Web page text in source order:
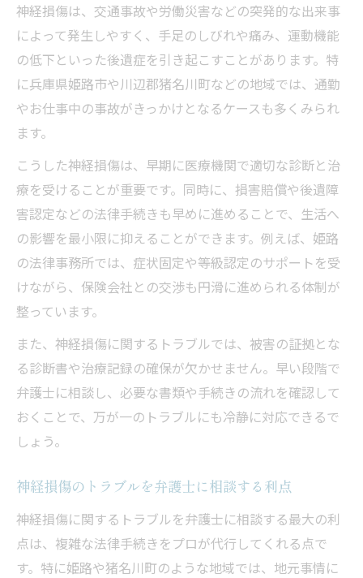
早期解決へ導く弁護士活用の実際
弁護士による神経損傷トラブルの早期対応
法
弁護士活用でスムーズな解決を目指す流れ
介
弁護士選びによる解決スピードの違いとは
弁護士に依頼する際の重要なチェックポイ
ント
神経の悩みに強い弁護士選びのコツ
神経損傷に強い弁護士の特徴と選び方
弁護士の専門性が神経問題解決に与える影
響
神経損傷トラブル時の弁護士選び注意点
信頼できる弁護士の見極め方を徹底解説
弁護士の評判や口コミを活用した選び方
専門知識の豊富な弁護士と安心相談
専門知識を持つ弁護士に相談する安心感
神経損傷で弁護士相談が役立つ理由とは
弁護士への相談で安心できるポイント解説
神経損傷は、交通事故や労働災害などの突発的な出来事
によって発生しやすく、手足のしびれや痛み、運動機能
の低下といった後遺症を引き起こすことがあります。特
に兵庫県姫路市や川辺郡猪名川町などの地域では、通勤
やお仕事中の事故がきっかけとなるケースも多くみられ
ます。
こうした神経損傷は、早期に医療機関で適切な診断と治
療を受けることが重要です。同時に、損害賠償や後遺障
害認定などの法律手続きも早めに進めることで、生活へ
の影響を最小限に抑えることができます。例えば、姫路
の法律事務所では、症状固定や等級認定のサポートを受
けながら、保険会社との交渉も円滑に進められる体制が
整っています。
また、神経損傷に関するトラブルでは、被害の証拠とな
る診断書や治療記録の確保が欠かせません。早い段階で
弁護士に相談し、必要な書類や手続きの流れを確認して
おくことで、万が一のトラブルにも冷静に対応できるで
しょう。
神経損傷のトラブルを弁護士に相談する利点
神経損傷に関するトラブルを弁護士に相談する最大の利
点は、複雑な法律手続きをプロが代行してくれる点で
す。特に姫路や猪名川町のような地域では、地元事情に